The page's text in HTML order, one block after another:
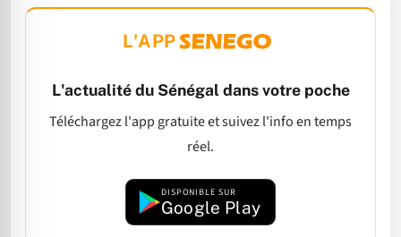
L'APP
L'actualité du Sénégal dans votre poche
Téléchargez l'app gratuite et suivez l'info en temps
réel.
DISPONIBLE SUR
Google Play